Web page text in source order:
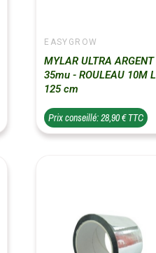
EASYGROW
MYLAR ULTRA ARGENT
35mu - ROULEAU 10M L
125 cm
Prix conseillé: 28,90 € TTC